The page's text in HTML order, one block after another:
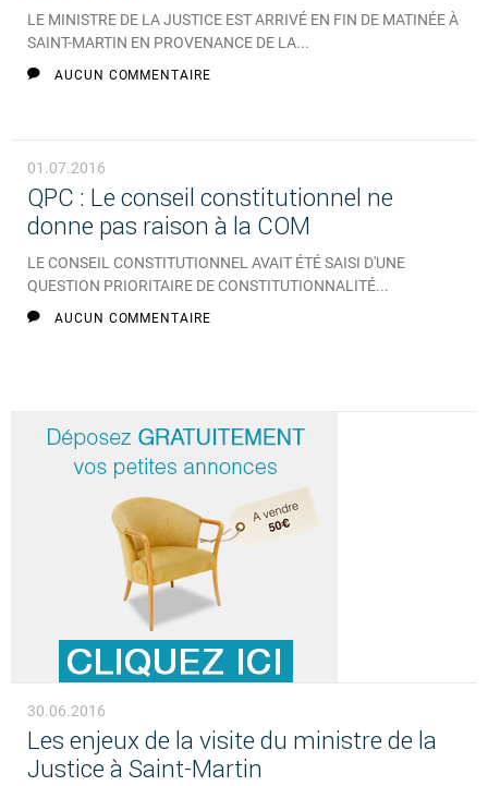
LE MINISTRE DE LA JUSTICE EST ARRIVÉ EN FIN DE MATINÉE À
SAINT-MARTIN EN PROVENANCE DE LA...
AUCUN COMMENTAIRE
01.07.2016
QPC : Le conseil constitutionnel ne
donne pas raison à la COM
LE CONSEIL CONSTITUTIONNEL AVAIT ÉTÉ SAISI D'UNE
QUESTION PRIORITAIRE DE CONSTITUTIONNALITÉ...
AUCUN COMMENTAIRE
30.06.2016
Les enjeux de la visite du ministre de la
Justice à Saint-Martin